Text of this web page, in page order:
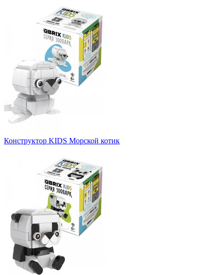
Конструктор KIDS Морской котик